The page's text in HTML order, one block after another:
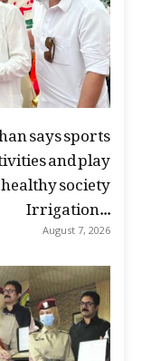
says sports
and play
society
Irrigation...
August 7, 2026